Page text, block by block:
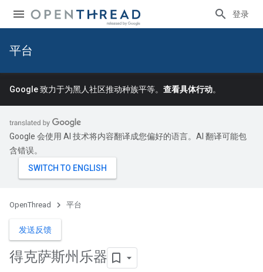
登录
平台
Google 致力于为黑人社区推动种族平等。 查看具体行动。
Google 会使用 AI 技术将内容翻译成您偏好的语言。AI 翻译可能包
含错误。
OpenThread 平台
发送反馈
得克萨斯州乐器